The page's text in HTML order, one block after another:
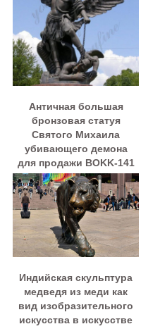
Античная большая
бронзовая статуя
Святого Михаила
убивающего демона
для продажи BOKK-141
Индийская скульптура
медведя из меди как
вид изобразительного
искусства в искусстве